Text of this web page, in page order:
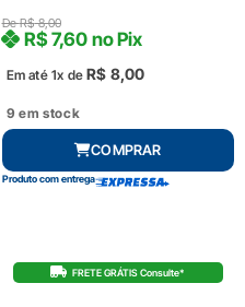
DeR$8,00
Em até 1x de R$ 8,00
R$7,60 no Pix
9 em stock
COMPRAR
Produto com entrega
FRETE GRÁTIS Consulte*